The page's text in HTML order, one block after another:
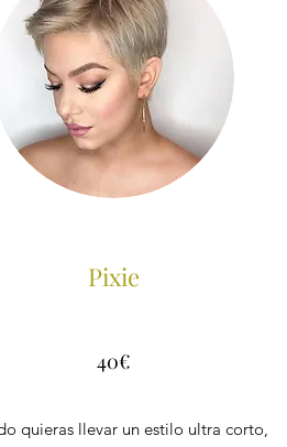
Pixie
40€
quieras llevar un estilo ultra corto,